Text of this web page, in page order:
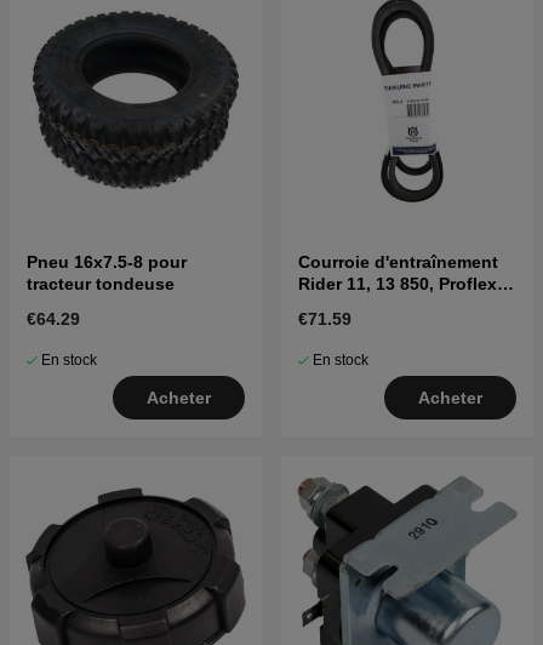
Pneu 16x7.5-8 pour
tracteur tondeuse
€64.29
En stock
Acheter
Courroie d'entraînement
Rider 11, 13 850, Proflex
€71.59
En stock
Acheter